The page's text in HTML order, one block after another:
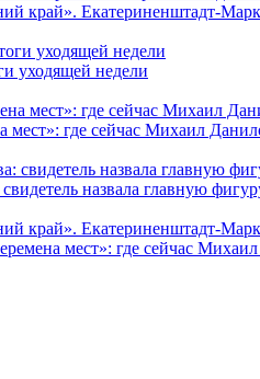
край». Екатериненштадт-
уходящей недели
мест»: где сейчас Михаил
назвала главную
край». Екатериненштадт-
мест»: где сейчас